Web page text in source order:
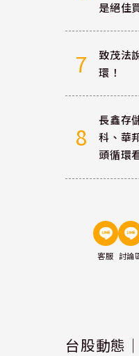
是絕佳
7
致茂法
環！
8
長鑫存
科、華
頭循環
客服 討論
台股動態